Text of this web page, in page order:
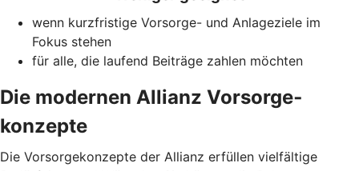
wenn kurzfristige Vorsorge- und Anlageziele im
Fokus stehen
für alle, die laufend Beiträge zahlen möchten
Die modernen Allianz Vorsorge­
konzepte
Die Vorsorgekonzepte der Allianz erfüllen vielfältige